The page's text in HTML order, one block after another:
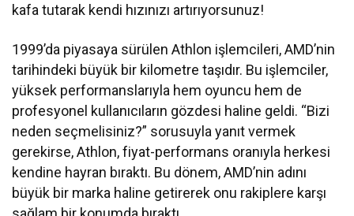
kafa tutarak kendi hızınızı artırıyorsunuz!
1999’da piyasaya sürülen Athlon işlemcileri, AMD’nin
tarihindeki büyük bir kilometre taşıdır. Bu işlemciler,
yüksek performanslarıyla hem oyuncu hem de
profesyonel kullanıcıların gözdesi haline geldi. “Bizi
neden seçmelisiniz?” sorusuyla yanıt vermek
gerekirse, Athlon, fiyat-performans oranıyla herkesi
kendine hayran bıraktı. Bu dönem, AMD’nin adını
büyük bir marka haline getirerek onu rakiplere karşı